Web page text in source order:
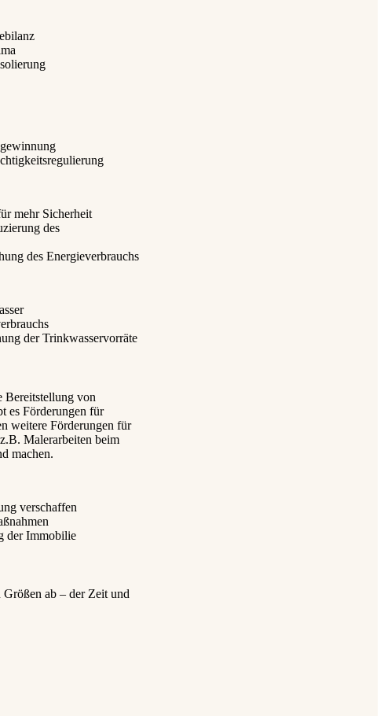
mehr Sicherheit
des
des Energieverbrauchs
der Trinkwasservorräte
Bereitstellung von
es Förderungen für
weitere Förderungen für
Malerarbeiten beim
machen.
verschaffen
der Immobilie
ab – der Zeit und